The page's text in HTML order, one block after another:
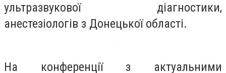
ультразвукової діагностики,
анестезіологів з Донецької області.
На конференції з актуальними